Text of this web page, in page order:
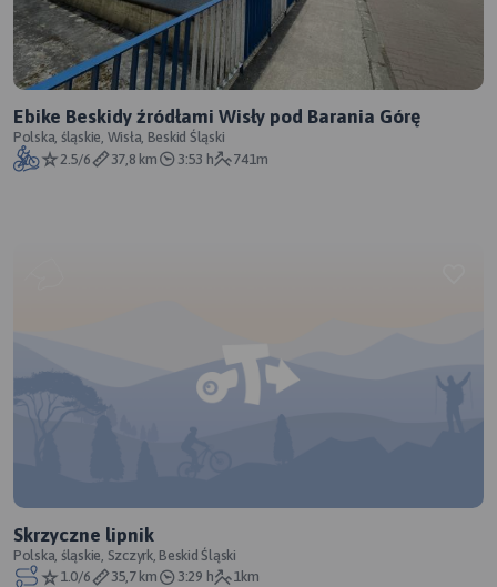
Ebike Beskidy źródłami Wisły pod Barania Górę
Polska, śląskie, Wisła, Beskid Śląski
2.5/6
37,8 km 3:53 h 741m
Skrzyczne lipnik
Polska, śląskie, Szczyrk, Beskid Śląski
1.0/6
35,7 km 3:29 h 1km